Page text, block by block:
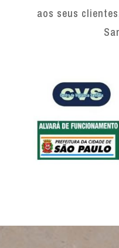
aos seus